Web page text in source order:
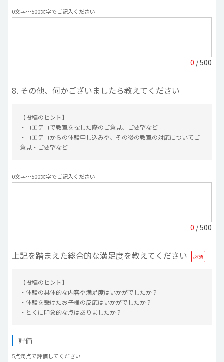
0文字〜500文字でご記入ください
0 / 500
8. その他、何かございましたら教えてください
【投稿のヒント】
・コエテコで教室を探した際のご意見、ご要望など
・コエテコからの体験申し込みや、その後の教室の対応についてご
意見・ご要望など
0文字〜500文字でご記入ください
0 / 500
上記を踏まえた総合的な満足度を教えてください
【投稿のヒント】
・体験の具体的な内容や満足度はいかがでしたか？
・体験を受けたお子様の反応はいかがでしたか？
・とくに印象的な点はありましたか？
評価
5点満点で評価してください